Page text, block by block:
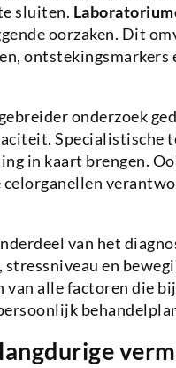
sluiten.
oorzaken. Dit
ontstekingsmarkers
onderzoek
Specialistische
in kaart brengen.
celorganellen
van het
en
alle factoren die